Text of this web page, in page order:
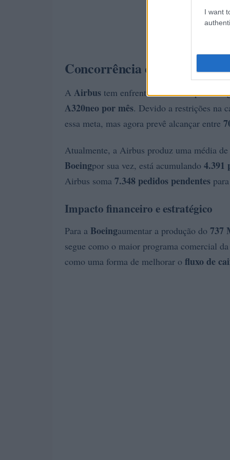
I want
Concorrência com a Airbus
A Airbus tem enfrentado desafios para
A320neo por mês. Devido a restrições na
essa meta, mas agora prevê alcançar entre
Atualmente, a Airbus produz uma média de
Boeingpor sua vez, está acumulando 4.391
Airbus soma 7.348 pedidos pendentes
Impacto financeiro e estratégico
Para a Boeingaumentar a produção do 737
segue como o maior programa comercial
como uma forma de melhorar o fluxo de